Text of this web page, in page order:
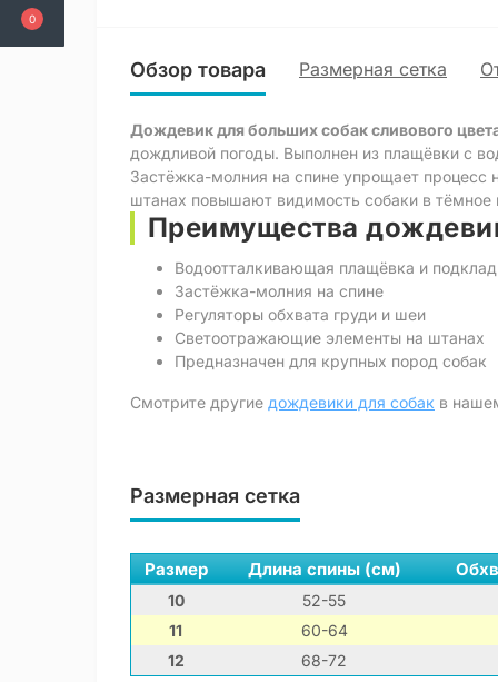
0
Обзор товара Размерная сетка
Дождевик для больших собак сливового
дождливой погоды. Выполнен из плащёвки с
Застёжка-молния на спине упрощает
штанах повышают видимость собаки в тёмное
Преимущества
Водоотталкивающая плащёвка и
Застёжка-молния на спине
Регуляторы обхвата груди и шеи
Светоотражающие элементы на штанах
Предназначен для крупных пород собак
Смотрите другие дождевики для собак в
Размерная сетка
Размер Длина спины (см)
10
52-55
11
60-64
12
68-72